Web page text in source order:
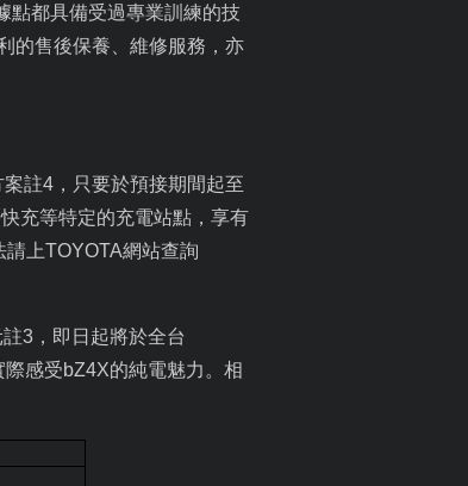
點都具備受過專業訓練的技
的售後保養、維修服務，亦
註4 ，只要於預接期間起至
快充等特定的充電站點，享有
請上TOYOTA網站查詢
3 ，即日起將於全台
際感受bZ4X的純電魅力。相